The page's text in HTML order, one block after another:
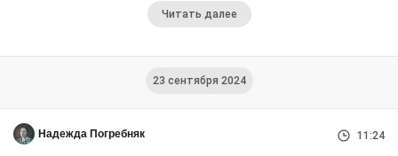
Читать далее
23 сентября 2024
Надежда Погребняк 11:24